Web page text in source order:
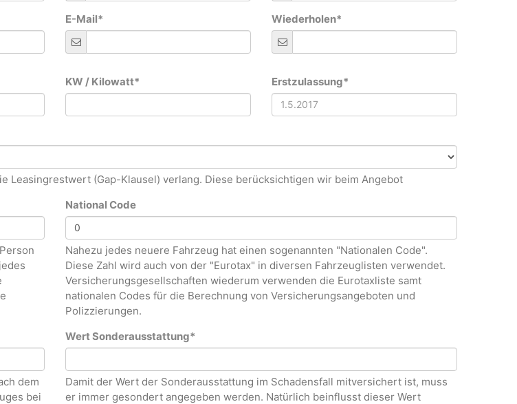
E-Mail* Wiederholen*
KW / Kilowatt* Erstzulassung*
Leasingrestwert (Gap-Klausel) verlang. Diese berücksichtigen wir beim Angebot
National Code
Nahezu jedes neuere Fahrzeug hat einen sogenannten "Nationalen Code".
Diese Zahl wird auch von der "Eurotax" in diversen Fahrzeuglisten verwendet.
Versicherungsgesellschaften wiederum verwenden die Eurotaxliste samt
nationalen Codes für die Berechnung von Versicherungsangeboten und
Polizzierungen.
dem
bei
Wert Sonderausstattung*
Damit der Wert der Sonderausstattung im Schadensfall mitversichert ist, muss
er immer gesondert angegeben werden. Natürlich beinflusst dieser Wert